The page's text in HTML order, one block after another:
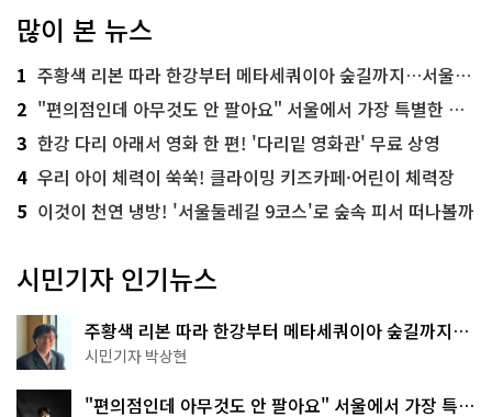
많이 본 뉴스
1 주황색 리본 따라 한강부터 메타세쿼이아 숲길까지…서울둘레길 15코스
2 "편의점인데 아무것도 안 팔아요" 서울에서 가장 특별한 편의점의 정체
3 한강 다리 아래서 영화 한 편! '다리밑 영화관' 무료 상영
4 우리 아이 체력이 쑥쑥! 클라이밍 키즈카페·어린이 체력장
5 이것이 천연 냉방! '서울둘레길 9코스'로 숲속 피서 떠나볼까
시민기자 인기뉴스
주황색 리본 따라 한강부터 메타세쿼이아 숲길까지…
서울둘레길 15코스
시민기자 박상현
"편의점인데 아무것도 안 팔아요" 서울에서 가장 특별